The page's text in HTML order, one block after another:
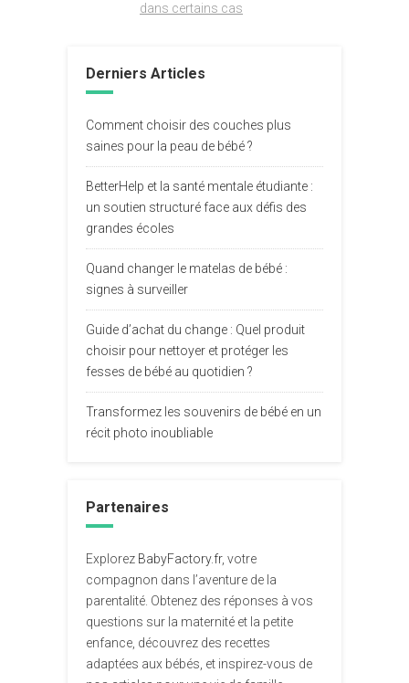
dans certains cas
Derniers Articles
Comment choisir des couches plus
saines pour la peau de bébé ?
BetterHelp et la santé mentale étudiante :
un soutien structuré face aux défis des
grandes écoles
Quand changer le matelas de bébé :
signes à surveiller
Guide d’achat du change : Quel produit
choisir pour nettoyer et protéger les
fesses de bébé au quotidien ?
Transformez les souvenirs de bébé en un
récit photo inoubliable
Partenaires
Explorez BabyFactory.fr, votre
compagnon dans l’aventure de la
parentalité. Obtenez des réponses à vos
questions sur la maternité et la petite
enfance, découvrez des recettes
adaptées aux bébés, et inspirez-vous de